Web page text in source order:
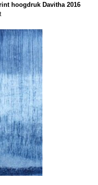
hoogdruk Davitha 2016